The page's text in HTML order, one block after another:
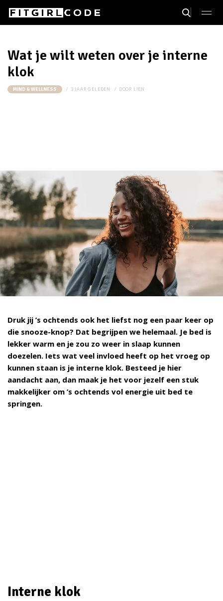
Wat je wilt weten over je interne
klok
MIND & WELLNESS 3 JAAR GELEDEN DOOR LIEN
Druk jij ’s ochtends ook het liefst nog een paar keer op
die snooze-knop? Dat begrijpen we helemaal. Je bed is
lekker warm en je zou zo weer in slaap kunnen
doezelen. Iets wat veel invloed heeft op het vroeg op
kunnen staan is je interne klok. Besteed je hier
aandacht aan, dan maak je het voor jezelf een stuk
makkelijker om ’s ochtends vol energie uit bed te
springen.
Interne klok